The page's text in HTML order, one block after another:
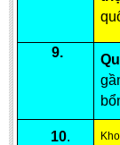
9.
10.